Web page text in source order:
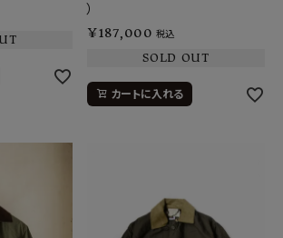
）
¥187,000 税込
SOLD OUT
カートに入れる